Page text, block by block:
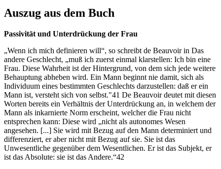
Auszug aus dem Buch
Passivität und Unterdrückung der Frau
„Wenn ich mich definieren will“, so schreibt de Beauvoir in Das
andere Geschlecht, „muß ich zuerst einmal klarstellen: Ich bin eine
Frau. Diese Wahrheit ist der Hintergrund, von dem sich jede weitere
Behauptung abheben wird. Ein Mann beginnt nie damit, sich als
Individuum eines bestimmten Geschlechts darzustellen: daß er ein
Mann ist, versteht sich von selbst."41 De Beauvoir deutet mit diesen
Worten bereits ein Verhältnis der Unterdrückung an, in welchem der
Mann als inkarnierte Norm erscheint, welcher die Frau nicht
entsprechen kann: Diese wird „nicht als autonomes Wesen
angesehen. [...] Sie wird mit Bezug auf den Mann determiniert und
differenziert, er aber nicht mit Bezug auf sie. Sie ist das
Unwesentliche gegenüber dem Wesentlichen. Er ist das Subjekt, er
ist das Absolute: sie ist das Andere.“42